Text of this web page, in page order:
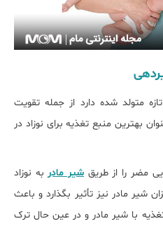
متولد شده دارد از جمله تقویت
بهترین منبع تغذیه برای نوزاد در
مضر را از طریق شیر مادر به نوزاد
شیر مادر نیز تأثیر بگذارد و باعث
با شیر مادر و در عین حال ترک